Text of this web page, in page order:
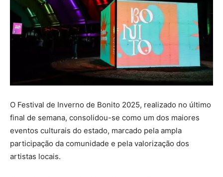
O Festival de Inverno de Bonito 2025, realizado no último
final de semana, consolidou-se como um dos maiores
eventos culturais do estado, marcado pela ampla
participação da comunidade e pela valorização dos
artistas locais.